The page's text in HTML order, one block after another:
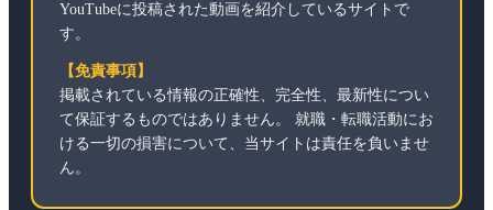
YouTubeに投稿された動画を紹介しているサイトで
す。
【免責事項】
掲載されている情報の正確性、完全性、最新性につい
て保証するものではありません。 就職・転職活動にお
ける一切の損害について、当サイトは責任を負いませ
ん。